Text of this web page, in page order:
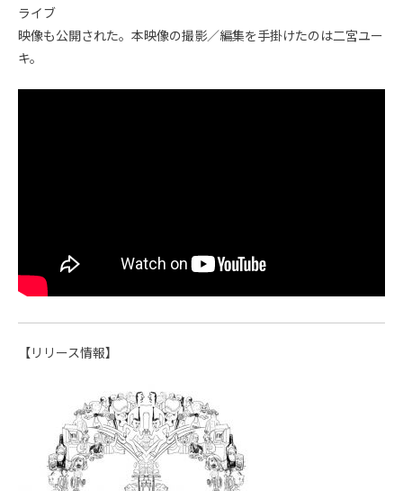
ライブ
映像も公開された。本映像の撮影／編集を手掛けたのは二宮ユー
キ。
【リリース情報】